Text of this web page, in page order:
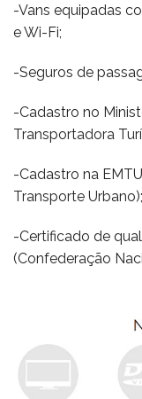
-Vans equipadas
e Wi-Fi;
-Seguros de
-Cadastro no
Transportadora
-Cadastro na
Transporte Urbano);
-Certificado de
(Confederação